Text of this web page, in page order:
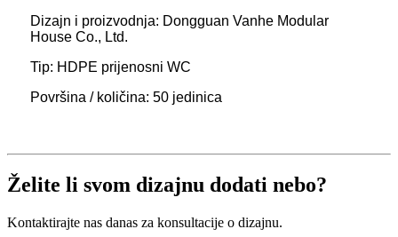
Dizajn i proizvodnja: Dongguan Vanhe Modular
House Co., Ltd.
Tip: HDPE prijenosni WC
Površina / količina: 50 jedinica
Želite li svom dizajnu dodati nebo?
Kontaktirajte nas danas za konsultacije o dizajnu.